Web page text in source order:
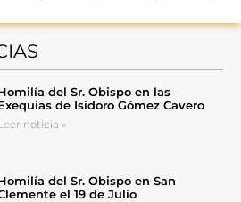
del Sr. Obispo en las
de Isidoro Gómez Cavero
noticia »
del Sr. Obispo en San
el 19 de Julio